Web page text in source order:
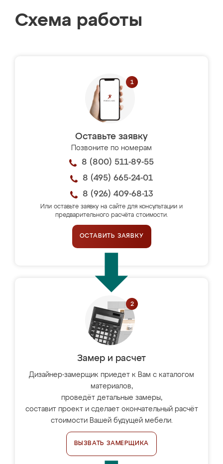
Схема работы
Оставьте заявку
Позвоните по номерам
8 (800) 511-89-55
8 (495) 665-24-01
8 (926) 409-68-13
Или оставьте заявку на сайте для консультации и
предварительного расчёта стоимости.
ОСТАВИТЬ ЗАЯВКУ
Замер и расчет
Дизайнер-замерщик приедет к Вам с каталогом
материалов,
проведёт детальные замеры,
составит проект и сделает окончательный расчёт
стоимости Вашей будущей мебели.
ВЫЗВАТЬ ЗАМЕРЩИКА